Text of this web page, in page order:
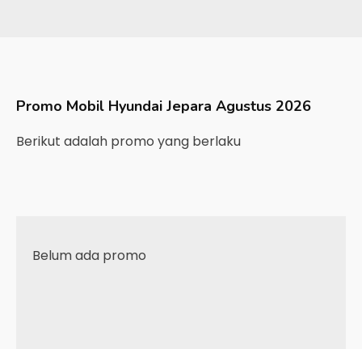
Promo Mobil Hyundai Jepara Agustus 2026
Berikut adalah promo yang berlaku
Belum ada promo